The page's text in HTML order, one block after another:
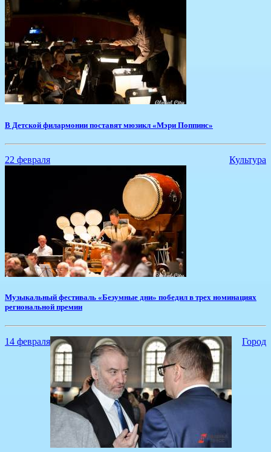
В Детской филармонии поставят мюзикл «Мэри Поппинс»
22 февраля Культура
Музыкальный фестиваль «Безумные дни» победил в трех номинациях
региональной премии
14 февраля Город